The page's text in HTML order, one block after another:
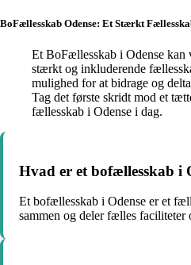
BoFællesskab Odense: Et Stærkt
Et BoFællesskab i Odense kan
stærkt og inkluderende
mulighed for at bidrage og
Tag det første skridt mod et
fællesskab i Odense i dag.
Hvad er et bofællesskab i
Et bofællesskab i Odense er et
sammen og deler fælles faciliteter